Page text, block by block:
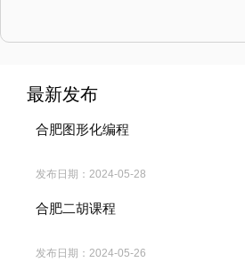
最新发布
合肥图形化编程
发布日期： 2024-05-28
合肥二胡课程
发布日期： 2024-05-26